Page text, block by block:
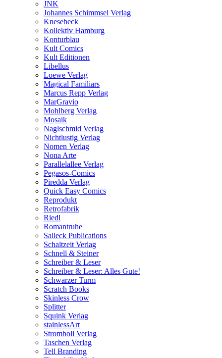
JNK
Johannes Schimmsel Verlag
Knesebeck
Kollektiv Hamburg
Konturblau
Kult Comics
Kult Editionen
Libellus
Loewe Verlag
Magical Familiars
Marcus Repp Verlag
MarGravio
Mohlberg Verlag
Mosaik
Naglschmid Verlag
Nichtlustig Verlag
Nomen Verlag
Nona Arte
Parallelallee Verlag
Pegasos-Comics
Piredda Verlag
Quick Easy Comics
Reprodukt
Retrofabrik
Riedl
Romantruhe
Salleck Publications
Schaltzeit Verlag
Schnell & Steiner
Schreiber & Leser
Schreiber & Leser: Alles Gute!
Schwarzer Turm
Scratch Books
Skinless Crow
Splitter
Squink Verlag
stainlessArt
Stromboli Verlag
Taschen Verlag
Tell Branding